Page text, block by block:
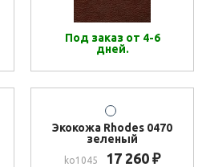
Под заказ от 4-6
дней.
Экокожа Rhodes 0470
зеленый
ko1045 17 260 ₽